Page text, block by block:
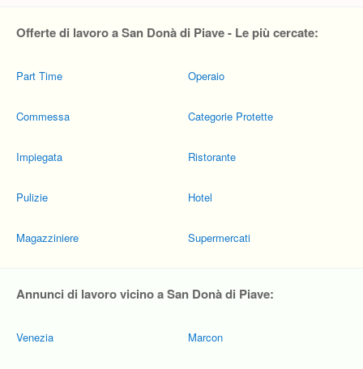
Offerte di lavoro a San Donà di Piave - Le più cercate:
Part Time
Commessa
Impiegata
Pulizie
Magazziniere
Operaio
Categorie Protette
Ristorante
Hotel
Supermercati
Annunci di lavoro vicino a San Donà di Piave:
Venezia Marcon